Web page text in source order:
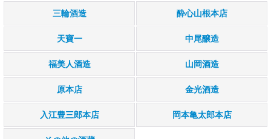
三輪酒造 酔心山根本店
天寶一 中尾醸造
福美人酒造 山岡酒造
原本店 金光酒造
入江豊三郎本店 岡本亀太郎本店